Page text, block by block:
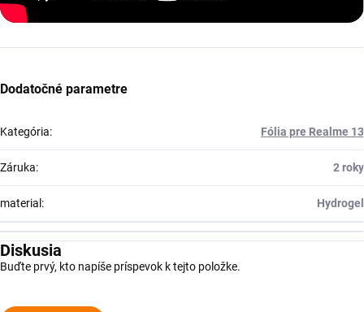
Dodatočné parametre
Kategória: Fólia pre Realme 13
Záruka: 2 roky
material: Hydrogel
Diskusia
Buďte prvý, kto napíše príspevok k tejto položke.